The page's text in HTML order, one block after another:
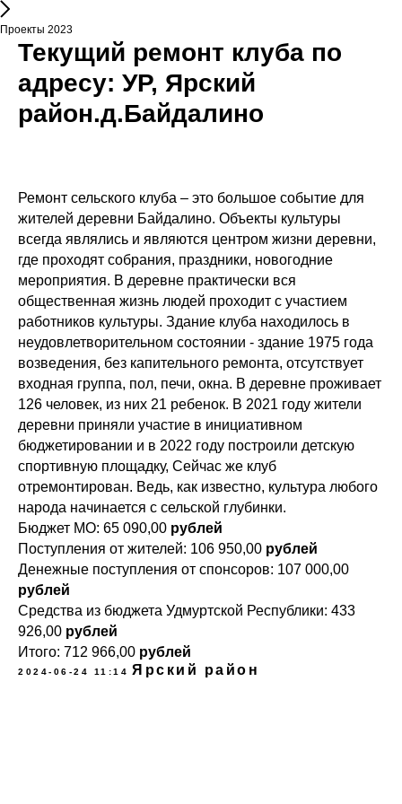
Проекты 2023
Текущий ремонт клуба по
адресу: УР, Ярский
район.д.Байдалино
Ремонт сельского клуба – это большое событие для
жителей деревни Байдалино. Объекты культуры
всегда являлись и являются центром жизни деревни,
где проходят собрания, праздники, новогодние
мероприятия. В деревне практически вся
общественная жизнь людей проходит с участием
работников культуры. Здание клуба находилось в
неудовлетворительном состоянии - здание 1975 года
возведения, без капительного ремонта, отсутствует
входная группа, пол, печи, окна. В деревне проживает
126 человек, из них 21 ребенок. В 2021 году жители
деревни приняли участие в инициативном
бюджетировании и в 2022 году построили детскую
спортивную площадку, Сейчас же клуб
отремонтирован. Ведь, как известно, культура любого
народа начинается с сельской глубинки.
Бюджет МО: 65 090,00 рублей
Поступления от жителей: 106 950,00 рублей
Денежные поступления от спонсоров: 107 000,00
рублей
Средства из бюджета Удмуртской Республики: 433
926,00 рублей
Итого: 712 966,00 рублей
2024-06-24 11:14 Ярский район